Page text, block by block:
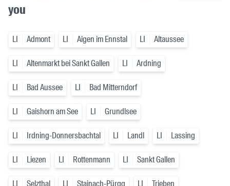
you
LI Admont LI Aigen im Ennstal LI Altaussee
LI Altenmarkt bei Sankt Gallen LI Ardning
LI Bad Aussee LI Bad Mitterndorf
LI Gaishorn am See LI Grundlsee
LI Irdning-Donnersbachtal LI Landl LI Lassing
LI Liezen LI Rottenmann LI Sankt Gallen
LI Selzthal LI Stainach-Pürgg LI Trieben